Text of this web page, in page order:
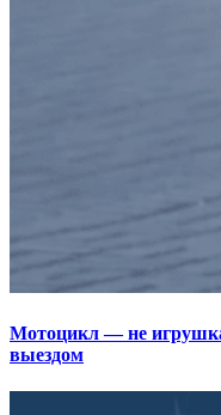
Мотоцикл — не
выездом